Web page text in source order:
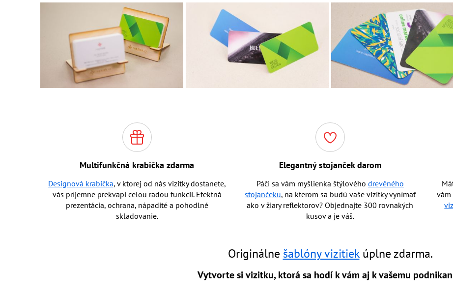
Multifunkčná krabička zdarma
Designová krabička, v ktorej od nás vizitky dostanete,
vás príjemne prekvapí celou radou funkcií. Efektná
prezentácia, ochrana, nápadité a pohodlné
skladovanie.
Elegantný stojanček darom
Páči sa vám myšlienka štýlového drevěného
stojančeku, na kterom sa budú vaše vizitky vynímať
ako v žiary reflektorov? Objednajte 300 rovnakých
kusov a je váš.
vám
Originálne šablóny vizitiekúplne zdarma.
Vytvorte si vizitku, ktorá sa hodí k vám aj k vašemu